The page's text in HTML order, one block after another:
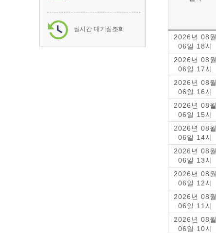
실시간 대기질조회
2026년 08월
06일 18시
2026년 08월
06일 17시
2026년 08월
06일 16시
2026년 08월
06일 15시
2026년 08월
06일 14시
2026년 08월
06일 13시
2026년 08월
06일 12시
2026년 08월
06일 11시
2026년 08월
06일 10시